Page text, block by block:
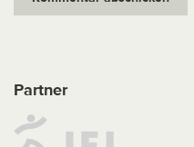
Partner